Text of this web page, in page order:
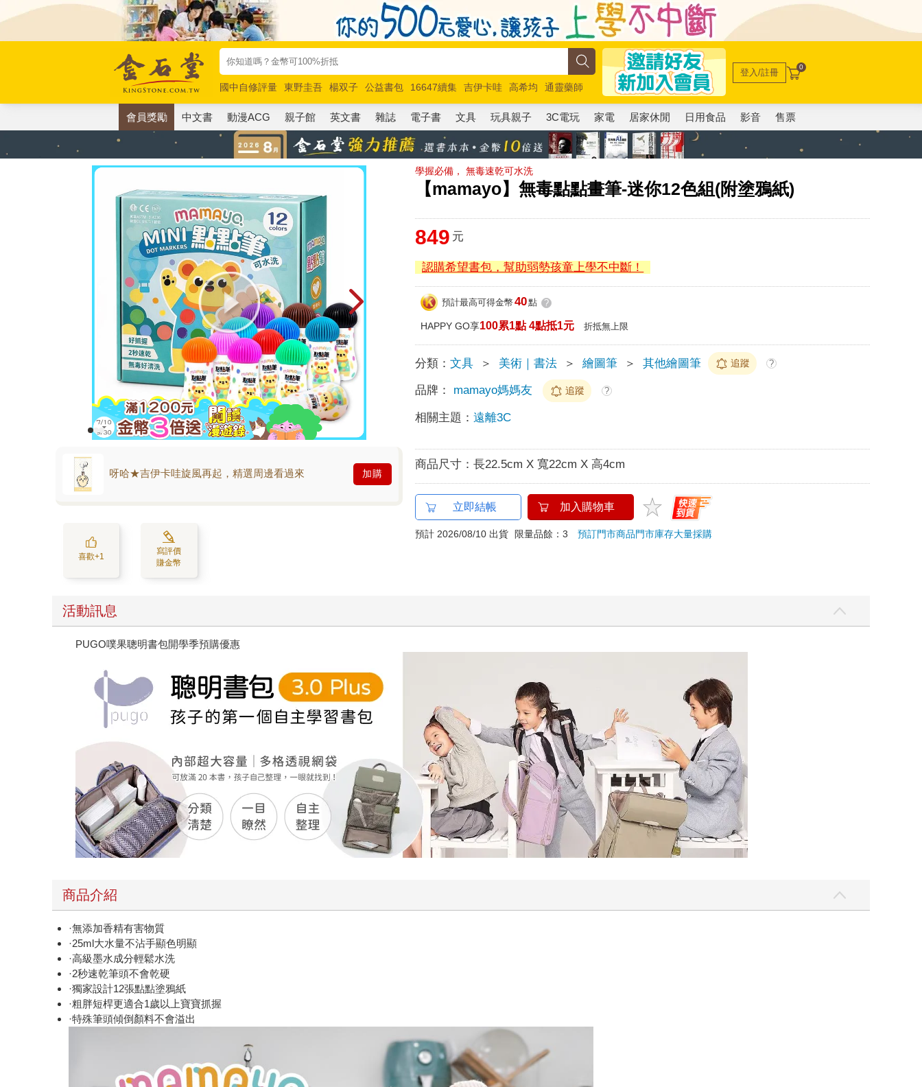
國中自修評量 東野圭吾 楊双子 公益書包 16647續集 吉伊卡哇 高希均
通靈藥師
唯紅花綻放
奧德賽 路邊攤新作 馬斯克 玩具總動員5 超慢跑
登入/註冊 0
會員獎勵 中文書 動漫ACG 親子館 英文書 雜誌 電子書 文具 玩具親子 3C電玩 家電 居家休閒 日用食品 影音 售票
學握必備， 無毒速乾可水洗
【mamayo】無毒點點畫筆-迷你12色組(附塗鴉紙)
呀哈★吉伊卡哇旋風再起，精選周邊看過來 加購
喜歡+1
寫評價
賺金幣
849 元
認購希望書包，幫助弱勢孩童上學不中斷！
預計最高可得金幣 40點 ?
HAPPY GO享100累1點 4點抵1元 折抵無上限
分類：文具 ＞ 美術｜書法 ＞ 繪圖筆 ＞ 其他繪圖筆 追蹤 ?
品牌： mamayo媽媽友 追蹤 ?
相關主題：遠離3C
商品尺寸：長22.5cm X 寬22cm X 高4cm
立即結帳 加入購物車
預計 2026/08/10 出貨 限量品餘：3預訂門市商品門市庫存大量採購
活動訊息
PUGO噗果聰明書包開學季預購優惠
商品介紹
·無添加香精有害物質
·25ml大水量不沾手顯色明顯
·高級墨水成分輕鬆水洗
·2秒速乾筆頭不會乾硬
·獨家設計12張點點塗鴉紙
·粗胖短桿更適合1歲以上寶寶抓握
·特殊筆頭傾倒顏料不會溢出